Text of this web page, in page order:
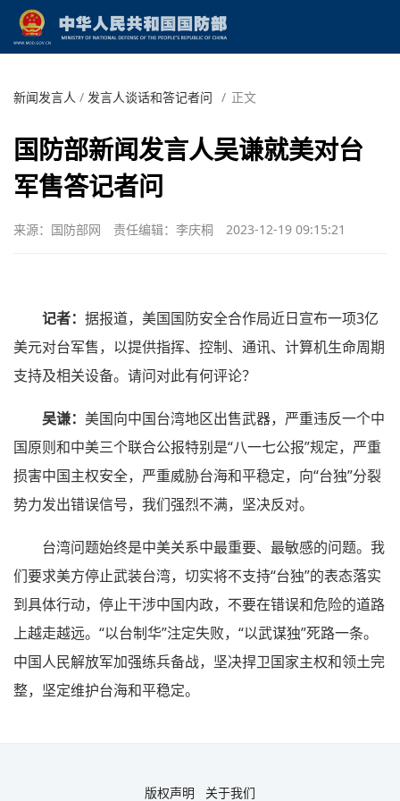
新闻发言人 / 发言人谈话和答记者问 / 正文
国防部新闻发言人吴谦就美对台
军售答记者问
来源：国防部网 责任编辑：李庆桐 2023-12-19 09:15:21
记者： 据报道，美国国防安全合作局近日宣布一项3亿
美元对台军售，以提供指挥、控制、通讯、计算机生命周期
支持及相关设备。请问对此有何评论？
吴谦： 美国向中国台湾地区出售武器，严重违反一个中
国原则和中美三个联合公报特别是“八一七公报”规定，严重
损害中国主权安全，严重威胁台海和平稳定，向“台独”分裂
势力发出错误信号，我们强烈不满，坚决反对。
台湾问题始终是中美关系中最重要、最敏感的问题。我
们要求美方停止武装台湾，切实将不支持“台独”的表态落实
到具体行动，停止干涉中国内政，不要在错误和危险的道路
上越走越远。“以台制华”注定失败，“以武谋独”死路一条。
中国人民解放军加强练兵备战，坚决捍卫国家主权和领土完
整，坚定维护台海和平稳定。
版权声明 关于我们